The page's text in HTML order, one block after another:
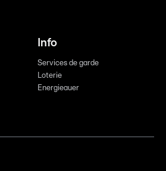
Info
Services de garde
Loterie
Energieauer